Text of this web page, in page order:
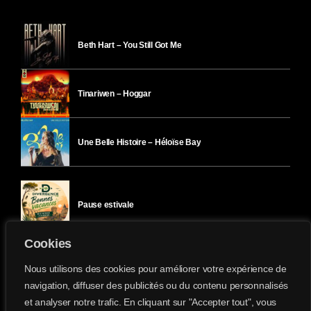
Cookies
Nous utilisons des cookies pour améliorer votre expérience de
navigation, diffuser des publicités ou du contenu personnalisés
et analyser notre trafic. En cliquant sur "Accepter tout", vous
Beth Hart – You Still Got Me
Tinariwen – Hoggar
Une Belle Histoire – Héloïse Bay
Pause estivale
Ici l’Ombre – mardi 28 juillet